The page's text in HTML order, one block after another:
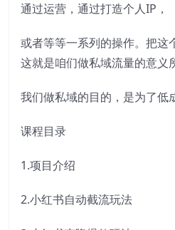
通过运营，通过打造个人IP，
或者等等一系列的操作。把这
这就是咱们做私域流量的意义
我们做私域的目的，是为了低
课程目录
1.项目介绍
2.小红书自动截流玩法